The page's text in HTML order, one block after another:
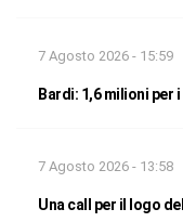
7 Agosto 2026 - 15:59
Bardi: 1,6 milioni per
7 Agosto 2026 - 13:58
Una call per il logo